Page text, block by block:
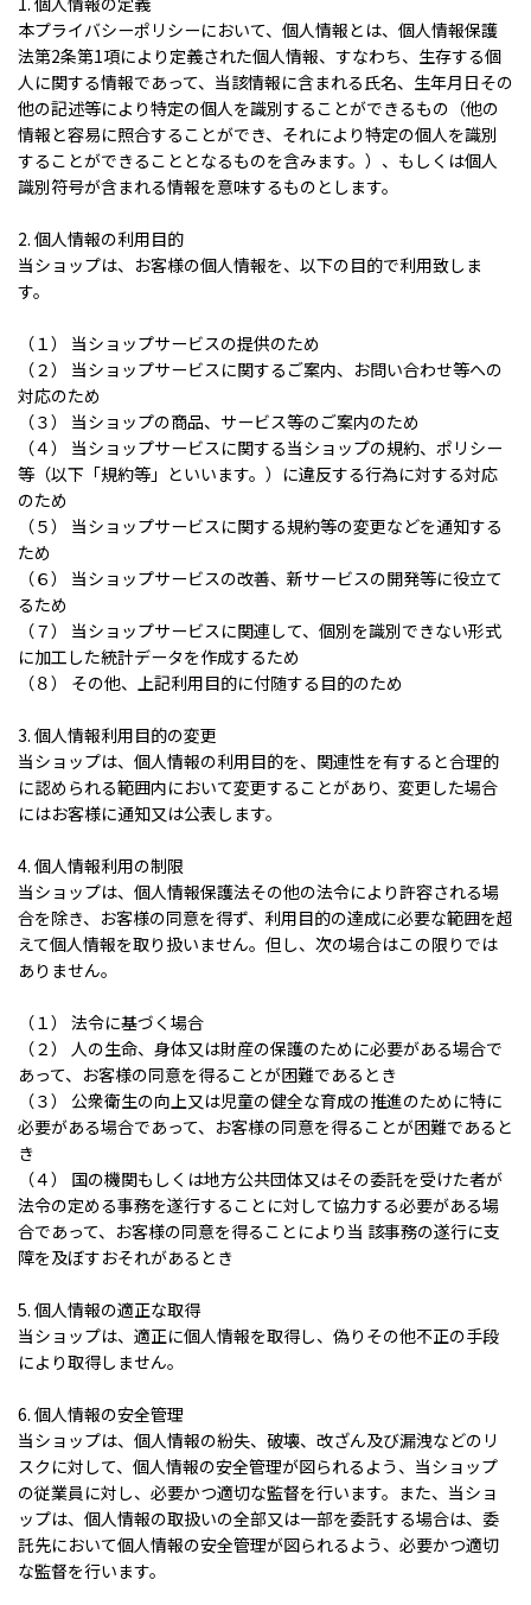
本プライバシーポリシーにおいて、個人情報とは、個人情報保護
法第2条第1項により定義された個人情報、すなわち、生存する個
人に関する情報であって、当該情報に含まれる氏名、生年月日その
他の記述等により特定の個人を識別することができるもの（他の
情報と容易に照合することができ、それにより特定の個人を識別
することができることとなるものを含みます。）、もしくは個人
識別符号が含まれる情報を意味するものとします。
2. 個人情報の利用目的
当ショップは、お客様の個人情報を、以下の目的で利用致しま
す。
（１） 当ショップサービスの提供のため
（２） 当ショップサービスに関するご案内、お問い合わせ等への
対応のため
（３） 当ショップの商品、サービス等のご案内のため
（４） 当ショップサービスに関する当ショップの規約、ポリシー
等（以下「規約等」といいます。）に違反する行為に対する対応
のため
（５） 当ショップサービスに関する規約等の変更などを通知する
ため
（６） 当ショップサービスの改善、新サービスの開発等に役立て
るため
（７） 当ショップサービスに関連して、個別を識別できない形式
に加工した統計データを作成するため
（８） その他、上記利用目的に付随する目的のため
3. 個人情報利用目的の変更
当ショップは、個人情報の利用目的を、関連性を有すると合理的
に認められる範囲内において変更することがあり、変更した場合
にはお客様に通知又は公表します。
4. 個人情報利用の制限
当ショップは、個人情報保護法その他の法令により許容される場
合を除き、お客様の同意を得ず、利用目的の達成に必要な範囲を超
えて個人情報を取り扱いません。但し、次の場合はこの限りでは
ありません。
（１） 法令に基づく場合
（２） 人の生命、身体又は財産の保護のために必要がある場合で
あって、お客様の同意を得ることが困難であるとき
（３） 公衆衛生の向上又は児童の健全な育成の推進のために特に
必要がある場合であって、お客様の同意を得ることが困難であると
き
（４） 国の機関もしくは地方公共団体又はその委託を受けた者が
法令の定める事務を遂行することに対して協力する必要がある場
合であって、お客様の同意を得ることにより当 該事務の遂行に支
障を及ぼすおそれがあるとき
5. 個人情報の適正な取得
当ショップは、適正に個人情報を取得し、偽りその他不正の手段
により取得しません。
6. 個人情報の安全管理
当ショップは、個人情報の紛失、破壊、改ざん及び漏洩などのリ
スクに対して、個人情報の安全管理が図られるよう、当ショップ
の従業員に対し、必要かつ適切な監督を行います。また、当ショ
ップは、個人情報の取扱いの全部又は一部を委託する場合は、委
託先において個人情報の安全管理が図られるよう、必要かつ適切
な監督を行います。